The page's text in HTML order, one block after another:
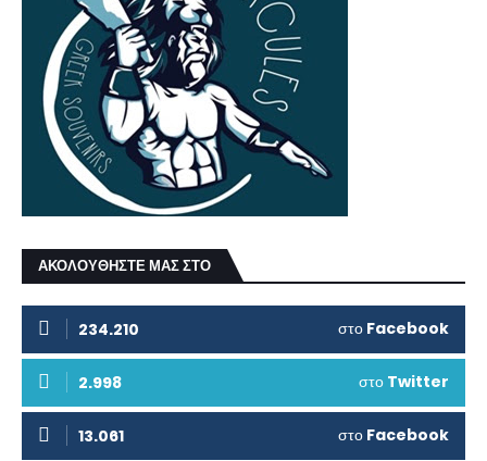
ΑΚΟΛΟΥΘΗΣΤΕ ΜΑΣ ΣΤΟ
234.210 στο Facebook
2.998 στο Twitter
13.061 στο Facebook